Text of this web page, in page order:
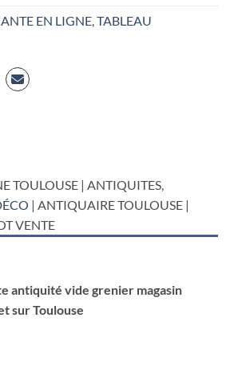
EN LIGNE,TABLEAU
TOULOUSE | ANTIQUITES,
| ANTIQUAIRE TOULOUSE |
VENTE
antiquité vide grenier magasin
sur Toulouse